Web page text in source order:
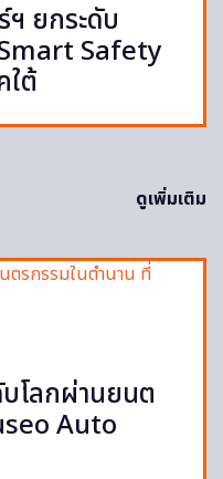
ยกระดับ
Safety
ใต้
ดูเพิ่มเติม
โลกผ่านยนต
Auto